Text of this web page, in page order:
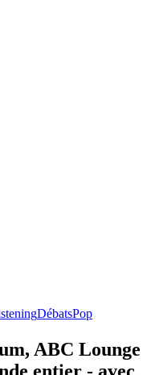
DébatsPop
ABC Lounge
entier - avec